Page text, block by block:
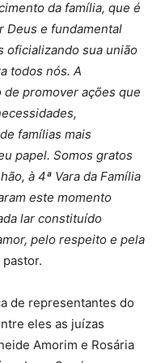
da família, que é
Deus e fundamental
oficializando sua união
todos nós. A
de promover ações que
famílias mais
papel. Somos gratos
à 4ª Vara da Família
este momento
lar constituído
pelo respeito e pela
de representantes do
eles as juízas
Amorim e Rosária